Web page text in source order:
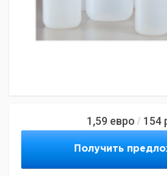
1,59 евро / 154
Получить